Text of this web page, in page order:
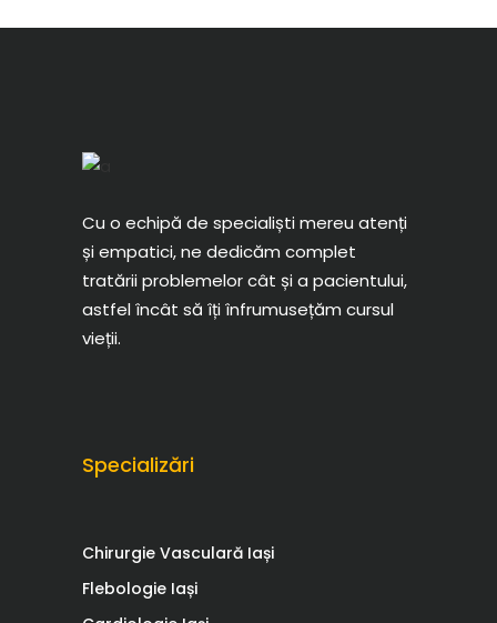
Cu o echipă de specialiști mereu atenți
și empatici, ne dedicăm complet
tratării problemelor cât și a pacientului,
astfel încât să îți înfrumusețăm cursul
vieții.
Specializări
Chirurgie Vasculară Iași
Flebologie Iași